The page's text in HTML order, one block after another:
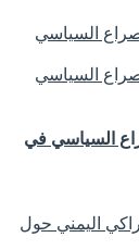
السياسي في